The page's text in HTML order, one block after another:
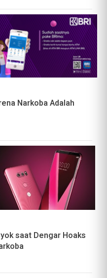
Narkoba Adalah
saat Dengar Hoaks